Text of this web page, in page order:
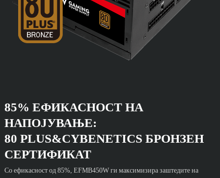
85% ЕФИКАСНОСТ НА
НАПОЈУВАЊЕ:
80 PLUS&CYBENETICS БРОНЗЕН
СЕРТИФИКАТ
Со ефикасност од 85%, EFMB450W ги максимизира заштедите на